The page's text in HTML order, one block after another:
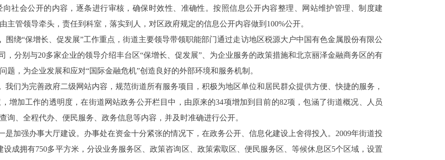
社会公开的内容，逐条进行审核，确保时效性、准确性。按照信息公开内容整理、网站维护管理、制度建
管领导牵头，责任到科室，落实到人，对区政府规定的信息公开内容做到100%公开。
围绕“保增长、促发展”工作重点，街道主要领导带领职能部门通过走访地区税源大户中国有色金属股份有限公
，分别与20多家企业的领导介绍丰台区“保增长、促发展”、为企业服务的政策措施和北京丽泽金融商务区的有
题，为企业发展和应对“国际金融危机”创造良好的外部环境和服务机制。
我们为完善政府二级网站内容，规范街道所有服务项目，积极为地区单位和居民群众提供方便、快捷的服务，
增加工作的透明度，在街道网站政务公开栏目中，由原来的34项增加到目前的82项，包涵了街道概况、人员
询、全程代办、便民服务、政务信息等内容，并及时准确进行公开。
是加强办事大厅建设。办事处在资金十分紧张的情况下，在政务公开、信息化建设上舍得投入。2009年街道投
设成拥有750多平方米，分设业务服务区、政策咨询区、政策索取区、便民服务区、等候休息区5个区域，设置